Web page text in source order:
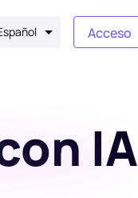
Acceso
IA